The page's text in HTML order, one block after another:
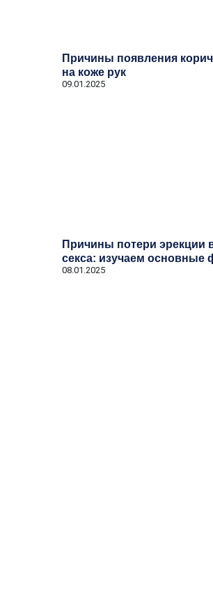
Причины появления
на коже рук
09.01.2025
Причины потери эрекции
секса: изучаем основные
08.01.2025